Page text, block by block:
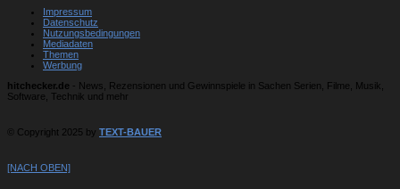
Impressum
Datenschutz
Nutzungsbedingungen
Mediadaten
Themen
Werbung
hitchecker.de - News, Rezensionen und Gewinnspiele in Sachen Serien, Filme, Musik,
Software, Technik und mehr
© Copyright 2025 by TEXT-BAUER
[NACH OBEN]